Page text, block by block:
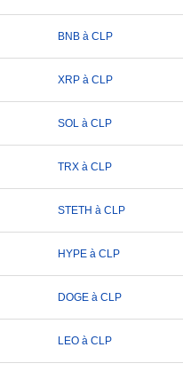
BNB à CLP
XRP à CLP
SOL à CLP
TRX à CLP
STETH à CLP
HYPE à CLP
DOGE à CLP
LEO à CLP